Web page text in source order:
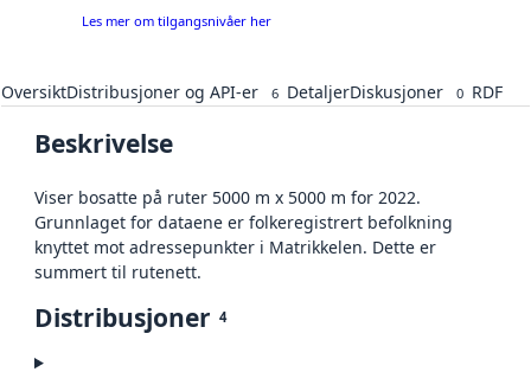
Les mer om tilgangsnivåer her
OversiktDistribusjoner og API-er 6 DetaljerDiskusjoner 0 RDF
Beskrivelse
Viser bosatte på ruter 5000 m x 5000 m for 2022.
Grunnlaget for dataene er folkeregistrert befolkning
knyttet mot adressepunkter i Matrikkelen. Dette er
summert til rutenett.
Distribusjoner 4